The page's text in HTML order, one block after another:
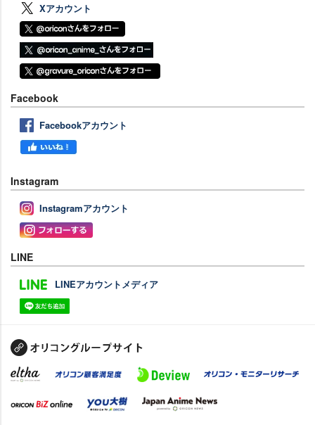
Xアカウント
Facebook
Facebookアカウント
Instagram
Instagramアカウント
LINE
LINEアカウントメディア